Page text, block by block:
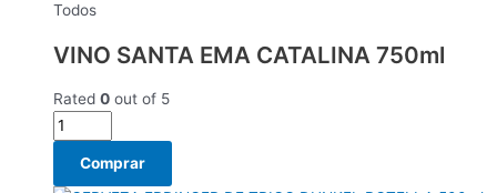
Todos
VINO SANTA EMA CATALINA 750ml
Rated 0 out of 5
Comprar